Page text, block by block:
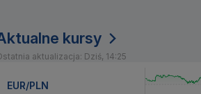
kursy
aktualizacja: Dziś, 14:25
EUR/PLN